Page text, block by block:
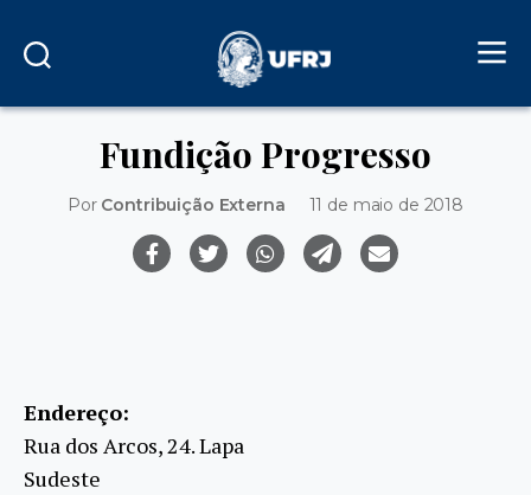
Fundição Progresso
Por Contribuição Externa 11 de maio de 2018
Endereço:
Rua dos Arcos, 24. Lapa
Sudeste